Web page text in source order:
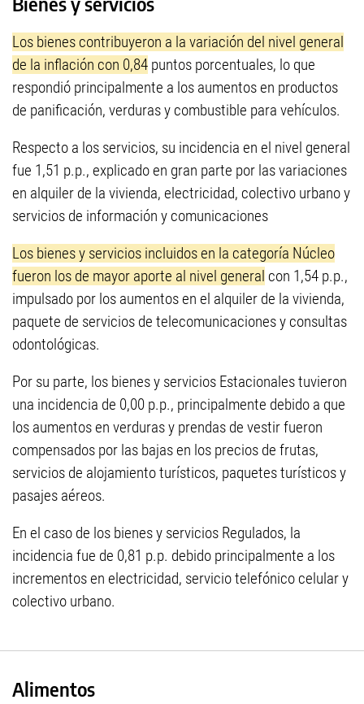
Los bienes contribuyeron a la variación del nivel general
de la inflación con 0,84 puntos porcentuales, lo que
respondió principalmente a los aumentos en productos
de panificación, verduras y combustible para vehículos.
Respecto a los servicios, su incidencia en el nivel general
fue 1,51 p.p., explicado en gran parte por las variaciones
en alquiler de la vivienda, electricidad, colectivo urbano y
servicios de información y comunicaciones
Los bienes y servicios incluidos en la categoría Núcleo
fueron los de mayor aporte al nivel general con 1,54 p.p.,
impulsado por los aumentos en el alquiler de la vivienda,
paquete de servicios de telecomunicaciones y consultas
odontológicas.
Por su parte, los bienes y servicios Estacionales tuvieron
una incidencia de 0,00 p.p., principalmente debido a que
los aumentos en verduras y prendas de vestir fueron
compensados por las bajas en los precios de frutas,
servicios de alojamiento turísticos, paquetes turísticos y
pasajes aéreos.
En el caso de los bienes y servicios Regulados, la
incidencia fue de 0,81 p.p. debido principalmente a los
incrementos en electricidad, servicio telefónico celular y
colectivo urbano.
Alimentos